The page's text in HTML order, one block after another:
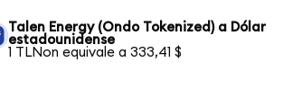
Talen Energy (Ondo Tokenized) a Dólar
estadounidense
1 TLNon equivale a 333,41 $